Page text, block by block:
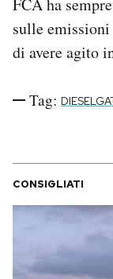
FCA ha
sulle
di avere agito
Tag:
CONSIGLIATI